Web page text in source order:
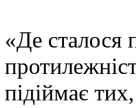
«Де сталося
підіймає